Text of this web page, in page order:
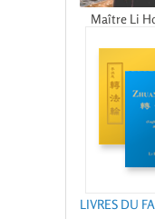
Maître Li
LIVRES DU